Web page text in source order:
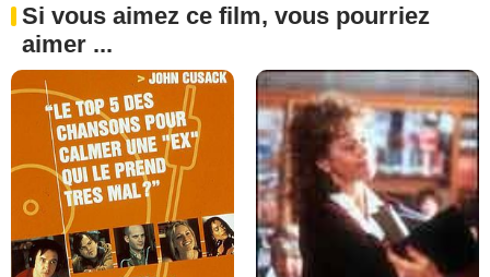
Si vous aimez ce film, vous pourriez
aimer ...